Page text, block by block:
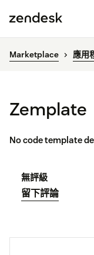
Marketplace 應用
Zemplate
No code template
無評級
留下評論